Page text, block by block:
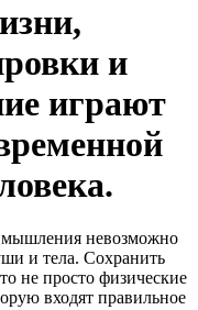
и
играют
мышления невозможно
и тела. Сохранить
не просто физические
входят правильное